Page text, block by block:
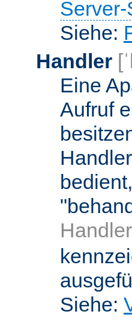
Siehe:
Handler
Eine
Aufruf
Siehe: